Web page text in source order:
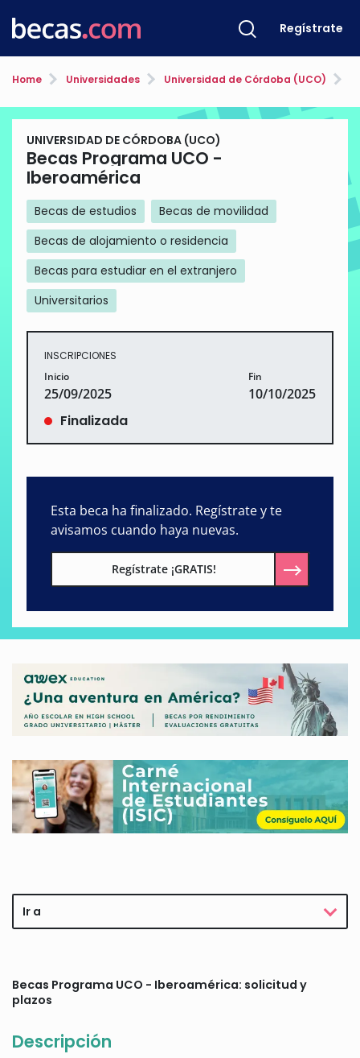
Regístrate
Home Universidades Universidad de Córdoba (UCO)
UNIVERSIDAD DE CÓRDOBA (UCO)
Becas Programa UCO -
Iberoamérica
Becas de estudios
Becas de movilidad
Becas de alojamiento o residencia
Becas para estudiar en el extranjero
Universitarios
INSCRIPCIONES
Inicio
25/09/2025
Fin
10/10/2025
Finalizada
Esta beca ha finalizado. Regístrate y te
avisamos cuando haya nuevas.
Regístrate ¡GRATIS!
Ir a
Becas Programa UCO - Iberoamérica: solicitud y
plazos
Descripción